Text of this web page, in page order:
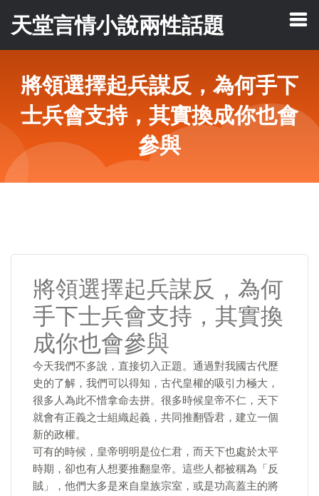
天堂言情小說兩性話題
將領選擇起兵謀反，為何手下
士兵會支持，其實換成你也會
參與
將領選擇起兵謀反，為何
手下士兵會支持，其實換
成你也會參與
今天我們不多說，直接切入正題。通過對我國古代歷
史的了解，我們可以得知，古代皇權的吸引力極大，
很多人為此不惜拿命去拼。很多時候皇帝不仁，天下
就會有正義之士組織起義，共同推翻昏君，建立一個
新的政權。
可有的時候，皇帝明明是位仁君，而天下也處於太平
時期，卻也有人想要推翻皇帝。這些人都被稱為「反
賊」，他們大多是來自皇族宗室，或是功高蓋主的將